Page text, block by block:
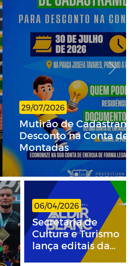
para
de Energia em
Next
06/04/2026
Secretaria de
Cultura e Turismo
lança editais da
Política Nacional